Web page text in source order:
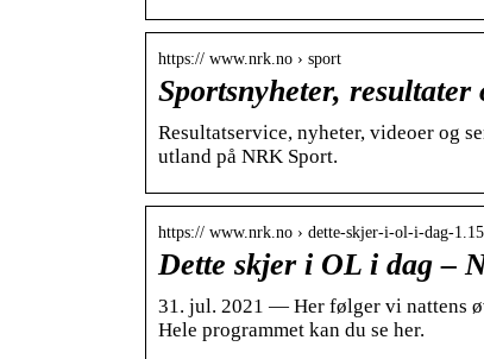
https:// www.nrk.no › sport
Sportsnyheter,
Resultatservice, nyheter, videoer og
utland på NRK Sport.
https:// www.nrk.no › dette-skjer-i-ol-i-dag-
Dette skjer i OL i dag –
31. jul. 2021 — Her følger vi nattens
Hele programmet kan du se her.